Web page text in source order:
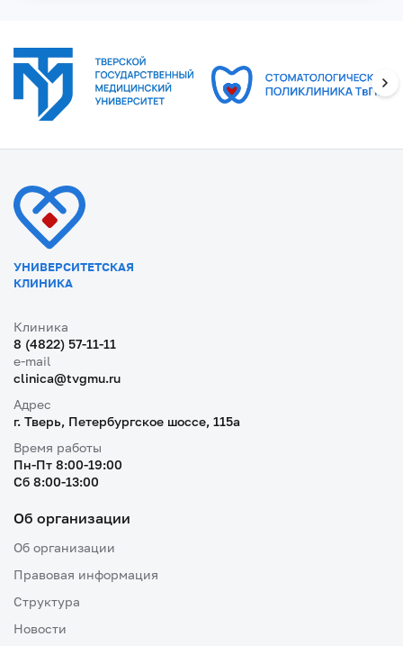
УНИВЕРСИТЕТСКАЯ
КЛИНИКА
8 (4822) 57-11-11
Клиника
clinica@tvgmu.ru
e-mail
г. Тверь, Петербургское шоссе, 115a
Адрес
Пн-Пт 8:00-19:00
Cб 8:00-13:00
Время работы
Об организации
Об организации
Правовая информация
Структура
Новости